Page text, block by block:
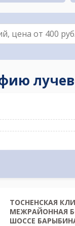
ТОСНЕНСКАЯ
МЕЖРАЙОННАЯ
ШОССЕ